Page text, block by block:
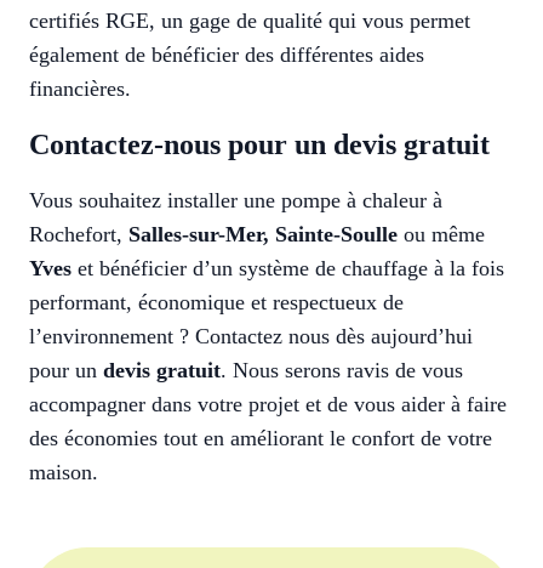
certifiés RGE, un gage de qualité qui vous permet
également de bénéficier des différentes aides
financières.
Contactez-nous pour un devis gratuit
Vous souhaitez installer une pompe à chaleur à
Rochefort, Salles-sur-Mer, Sainte-Soulle ou même
Yves et bénéficier d’un système de chauffage à la fois
performant, économique et respectueux de
l’environnement ? Contactez nous dès aujourd’hui
pour un devis gratuit. Nous serons ravis de vous
accompagner dans votre projet et de vous aider à faire
des économies tout en améliorant le confort de votre
maison.